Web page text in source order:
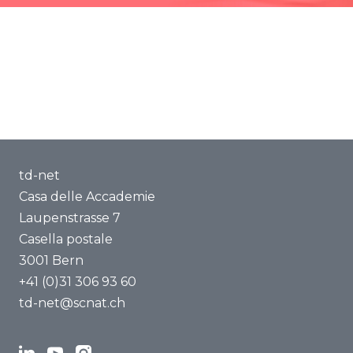
td-net
Casa delle Accademie
Laupenstrasse 7
Casella postale
3001 Bern
+41 (0)31 306 93 60
td-net@scnat.ch